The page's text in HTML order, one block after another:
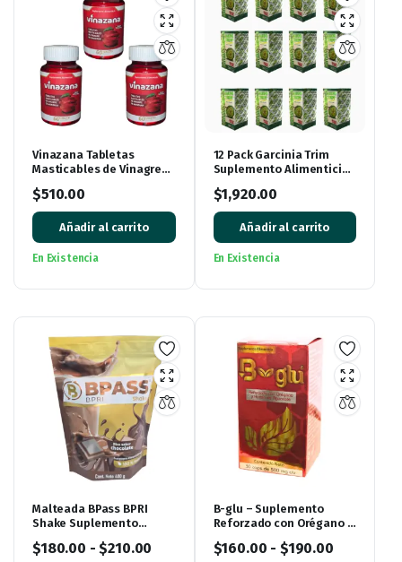
Vinazana Tabletas
Masticables de Vinagre
Vitaminas y
Superalimentos
$510.00
Añadir al carrito
En Existencia
12 Pack Garcinia Trim
Suplemento Alimenticio
360 Cápsulas
$1,920.00
Añadir al carrito
En Existencia
Malteada BPass BPRI
Shake Suplemento
Chocolate
$180.00 -$210.00
B-glu – Suplemento
Reforzado con Orégano y
Cápsulas
$160.00 - $190.00